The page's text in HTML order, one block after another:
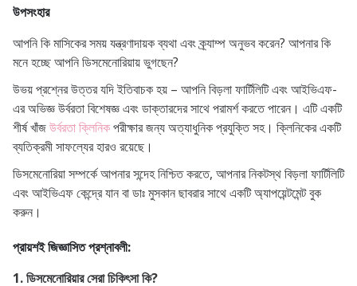
উপসংহার
আপনি কি মাসিকের সময় যন্ত্রণাদায়ক ব্যথা এবং ক্র্যাম্প অনুভব করেন? আপনার কি
মনে হচ্ছে আপনি ডিসমেনোরিয়ায় ভুগছেন?
উভয় প্রশ্নের উত্তর যদি ইতিবাচক হয় – আপনি বিড়লা ফার্টিলিটি এবং আইভিএফ-
এর অভিজ্ঞ উর্বরতা বিশেষজ্ঞ এবং ডাক্তারদের সাথে পরামর্শ করতে পারেন। এটি একটি
শীর্ষ খাঁজউর্বরতা ক্লিনিকপরীক্ষার জন্য অত্যাধুনিক প্রযুক্তি সহ। ক্লিনিকের একটি
ব্যতিক্রমী সাফল্যের হারও রয়েছে।
ডিসমেনোরিয়া সম্পর্কে আপনার সন্দেহ নিশ্চিত করতে, আপনার নিকটস্থ বিড়লা ফার্টিলিটি
এবং আইভিএফ কেন্দ্রে যান বা ডাঃ মুসকান ছাবরার সাথে একটি অ্যাপয়েন্টমেন্ট বুক
করুন।
প্রায়শই জিজ্ঞাসিত প্রশ্নাবলী:
1. ডিসমেনোরিয়ার সেরা চিকিৎসা কি?